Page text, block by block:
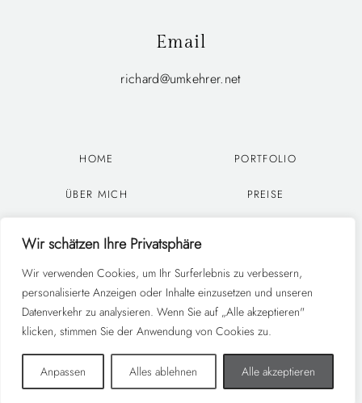
Wir schätzen Ihre Privatsphäre
Wir verwenden Cookies, um Ihr Surferlebnis zu verbessern,
personalisierte Anzeigen oder Inhalte einzusetzen und unseren
Datenverkehr zu analysieren. Wenn Sie auf „Alle akzeptieren"
klicken, stimmen Sie der Anwendung von Cookies zu.
Anpassen Alles ablehnen Alle akzeptieren
Email
richard@umkehrer.net
HOME PORTFOLIO
ÜBER MICH PREISE
IMPRESSUM
© 2022 umkehrer-photography.de. All rights reserved.